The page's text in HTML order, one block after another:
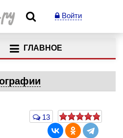
Войти
ГЛАВНОЕ
13